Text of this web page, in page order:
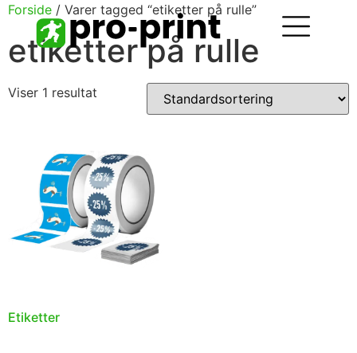
Forside / Varer tagged “etiketter på rulle”
etiketter på rulle
Viser 1 resultat
Etiketter